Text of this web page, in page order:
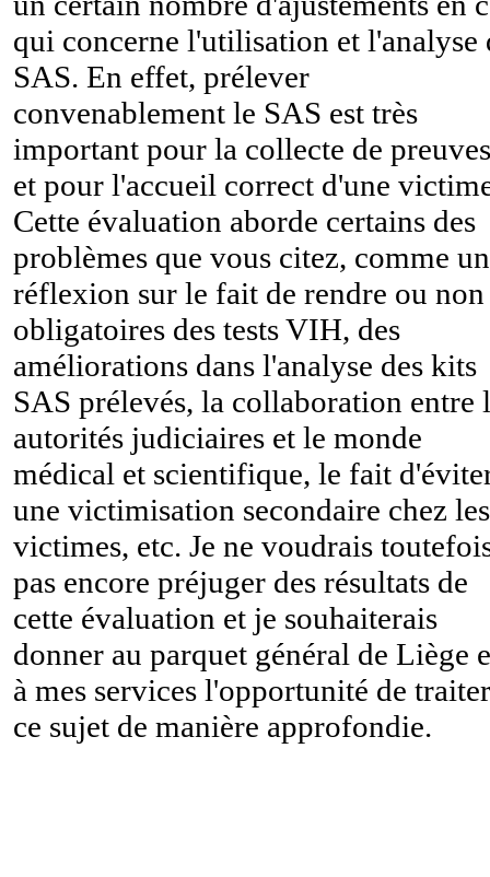
qui concerne l'utilisation et l'analyse
SAS. En effet, prélever
convenablement le SAS est très
important pour la collecte de preuves
et pour l'accueil correct d'une
Cette évaluation aborde certains des
problèmes que vous citez, comme
réflexion sur le fait de rendre ou non
obligatoires des tests VIH, des
améliorations dans l'analyse des kits
SAS prélevés, la collaboration entre
autorités judiciaires et le monde
médical et scientifique, le fait
une victimisation secondaire chez les
victimes, etc. Je ne voudrais
pas encore préjuger des résultats de
cette évaluation et je souhaiterais
donner au parquet général de Liège
à mes services l'opportunité de traiter
ce sujet de manière approfondie.